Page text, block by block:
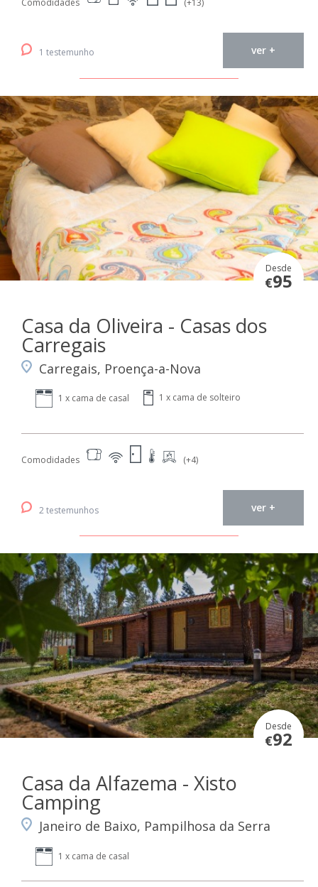
Comodidades (+13)
1 testemunho ver +
Desde
€95
Casa da Oliveira - Casas dos
Carregais
Carregais, Proença-a-Nova
1 x cama de casal 1 x cama de solteiro
Comodidades (+4)
2 testemunhos ver +
Desde
€92
Casa da Alfazema - Xisto
Camping
Janeiro de Baixo, Pampilhosa da Serra
1 x cama de casal